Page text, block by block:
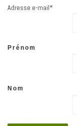
Adresse e-mail*
Prénom
Nom